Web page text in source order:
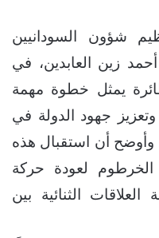
شؤون السودانيين
زين العابدين، في
يمثل خطوة مهمة
جهود الدولة في
وأوضح أن استقبال هذه
لعودة حركة
الثنائية بين